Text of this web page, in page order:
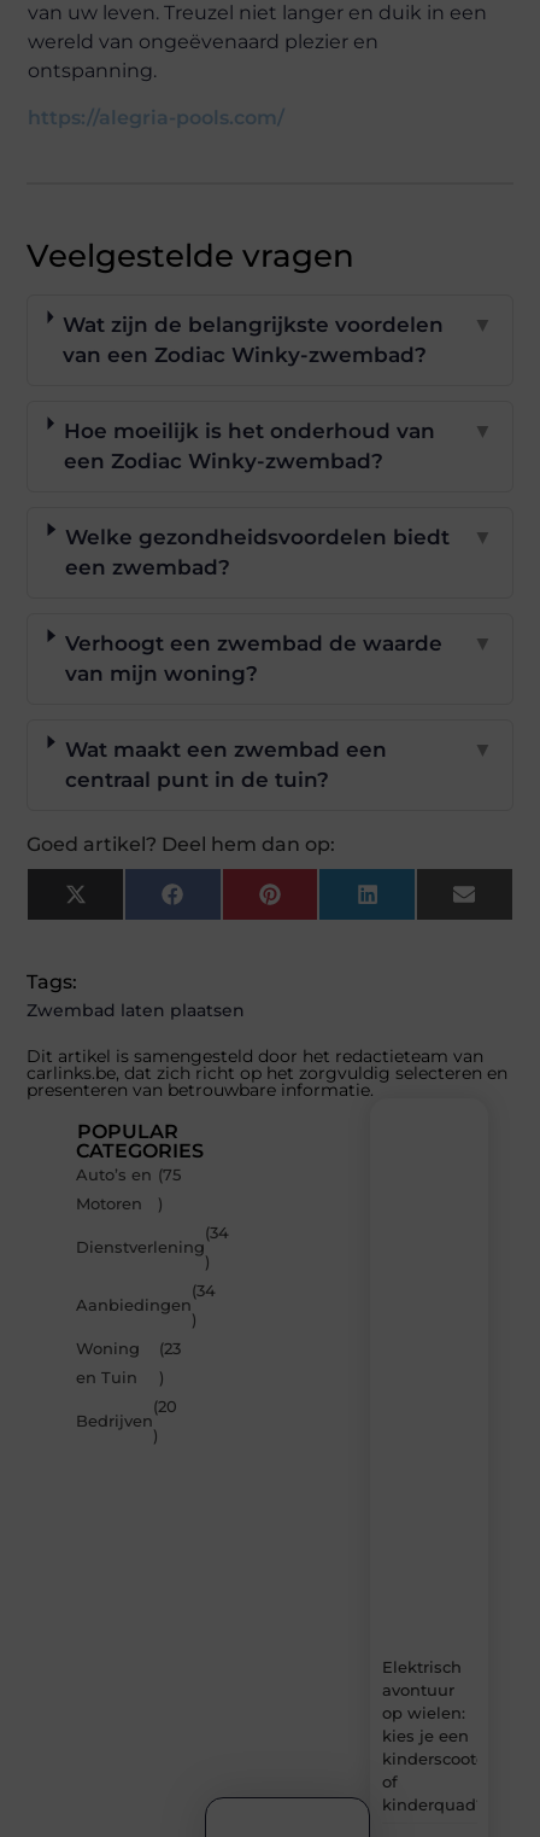
van uw leven. Treuzel niet langer en duik in een
wereld van ongeëvenaard plezier en
ontspanning.
https://alegria-pools.com/
Veelgestelde vragen
Wat zijn de belangrijkste voordelen
van een Zodiac Winky-zwembad?
▼
Hoe moeilijk is het onderhoud van
een Zodiac Winky-zwembad?
▼
Welke gezondheidsvoordelen biedt
een zwembad?
▼
Verhoogt een zwembad de waarde
van mijn woning?
▼
Wat maakt een zwembad een
centraal punt in de tuin?
▼
Goed artikel? Deel hem dan op:
X
(Twitter)
FacebookPinterestLinkedInEmail
Tags:
Zwembad laten plaatsen
Dit artikel is samengesteld door het redactieteam van
carlinks.be, dat zich richt op het zorgvuldig selecteren en
presenteren van betrouwbare informatie.
POPULAR
CATEGORIES
Auto’s en
Motoren
(75
)
Dienstverlening
(34
)
Aanbiedingen
(34
)
Woning
en Tuin
(23
)
Bedrijven
(20
)
Elektrisch
avontuur
op wielen:
kies je een
kinderscooter
of
kinderquad?